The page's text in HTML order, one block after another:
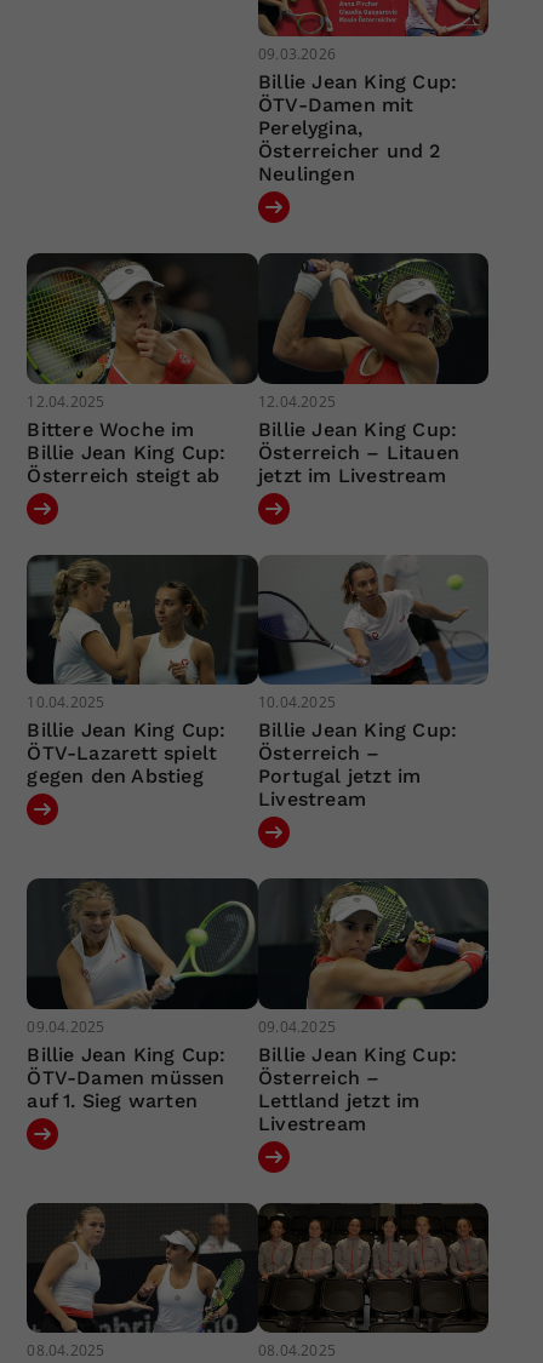
09.03.2026
Billie Jean King Cup:
ÖTV-Damen mit
Perelygina,
Österreicher und 2
Neulingen
12.04.2025
Bittere Woche im
Billie Jean King Cup:
Österreich steigt ab
12.04.2025
Billie Jean King Cup:
Österreich – Litauen
jetzt im Livestream
10.04.2025
Billie Jean King Cup:
ÖTV-Lazarett spielt
gegen den Abstieg
10.04.2025
Billie Jean King Cup:
Österreich –
Portugal jetzt im
Livestream
09.04.2025
Billie Jean King Cup:
ÖTV-Damen müssen
auf 1. Sieg warten
09.04.2025
Billie Jean King Cup:
Österreich –
Lettland jetzt im
Livestream
08.04.2025 08.04.2025